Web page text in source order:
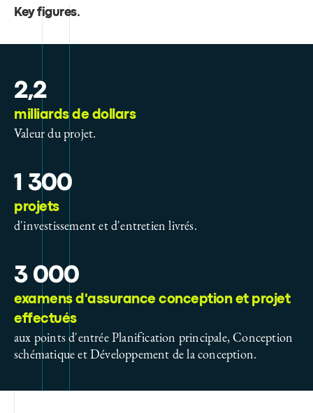
Key figures.
2,2
milliards de dollars
Valeur du projet.
1 300
projets
d'investissement et d'entretien livrés.
3 000
examens d'assurance conception et projet
effectués
aux points d'entrée Planification principale, Conception
schématique et Développement de la conception.